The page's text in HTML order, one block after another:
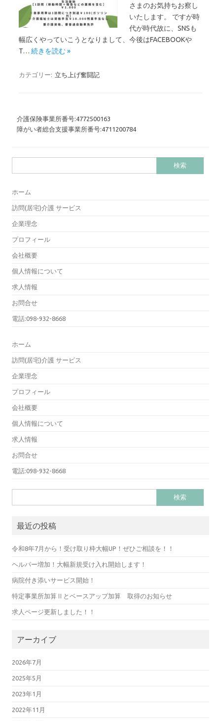
さまのお気持ちお察し
いたします。 ですが時
代が時代故に、SNSも
幅広くやっていこうとなりまして、今後はFACEBOOKや
T… 続きを読む »
カテゴリー: 立ち上げ奮闘記
介護保険事業所番号:4772500163
障がい者総合支援事業所番号:4711200784
索:
ホーム
訪問(居宅)介護 サービス
企業理念
プロフィール
会社概要
個人情報について
求人情報
お問合せ
電話:098-932-8668
ホーム
訪問(居宅)介護 サービス
企業理念
プロフィール
会社概要
個人情報について
求人情報
お問合せ
電話:098-932-8668
索:
最近の投稿
令和8年7月から！受け取り枠大幅UP！ぜひご相談を！！
ヘルパー増加！大幅新規受け入れ開始します！
病院付き添いサービス開始！
特定事業所加算Ⅱとベースアップ加算 取得のお知らせ
求人ページ更新しました！！
アーカイブ
2026年7月
2025年5月
2023年1月
2022年11月